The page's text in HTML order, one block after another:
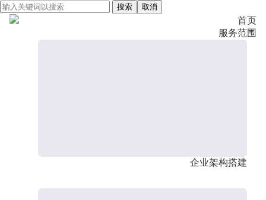
搜索 取消
首页
服务范围
企业架构搭建